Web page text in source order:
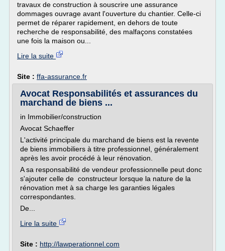
travaux de construction à souscrire une assurance
dommages ouvrage avant l'ouverture du chantier. Celle-ci
permet de réparer rapidement, en dehors de toute
recherche de responsabilité, des malfaçons constatées
une fois la maison ou...
Lire la suite
Site : ffa-assurance.fr
Avocat Responsabilités et assurances du
marchand de biens ...
in Immobilier/construction
Avocat Schaeffer
L'activité principale du marchand de biens est la revente
de biens immobiliers à titre professionnel, généralement
après les avoir procédé à leur rénovation.
A sa responsabilité de vendeur professionnelle peut donc
s'ajouter celle de constructeur lorsque la nature de la
rénovation met à sa charge les garanties légales
correspondantes.
De...
Lire la suite
Site : http://lawperationnel.com